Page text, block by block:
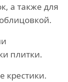
а также для
плитки.
крестики.